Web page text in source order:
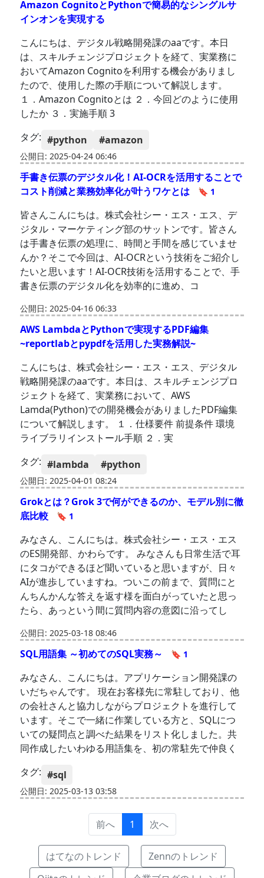
Amazon CognitoとPythonで簡易的なシングルサ
インオンを実現する
こんにちは、デジタル戦略開発課のaaです。本日
は、スキルチェンジプロジェクトを経て、実業務に
おいてAmazon Cognitoを利用する機会がありまし
たので、使用した際の手順について解説します。
１．Amazon Cognitoとは ２．今回どのように使用
したか ３．実施手順 3
タグ: #python #amazon
公開日: 2025-04-24 06:46
手書き伝票のデジタル化！AI-OCRを活用することで
コスト削減と業務効率化が叶うワケとは
🔖 1
皆さんこんにちは。株式会社シー・エス・エス、デ
ジタル・マーケティング部のサットンです。皆さん
は手書き伝票の処理に、時間と手間を感じていませ
んか？そこで今回は、AI-OCRという技術をご紹介し
たいと思います！AI-OCR技術を活用することで、手
書き伝票のデジタル化を効率的に進め、コ
公開日: 2025-04-16 06:33
AWS LambdaとPythonで実現するPDF編集
~reportlabとpypdfを活用した実務解説~
こんにちは、株式会社シー・エス・エス、デジタル
戦略開発課のaaです。本日は、スキルチェンジプロ
ジェクトを経て、実業務において、AWS
Lamda(Python)での開発機会がありましたPDF編集
について解説します。 １．仕様要件 前提条件 環境
ライブラリインストール手順 ２．実
タグ: #lambda #python
公開日: 2025-04-01 08:24
Grokとは？Grok 3で何ができるのか、モデル別に徹
底比較
🔖 1
みなさん、こんにちは。株式会社シー・エス・エス
のES開発部、かわらです。 みなさんも日常生活で耳
にタコができるほど聞いていると思いますが、日々
AIが進歩していますね。ついこの前まで、質問にと
んちんかんな答えを返す様を面白がっていたと思っ
たら、あっという間に質問内容の意図に沿ってし
公開日: 2025-03-18 08:46
SQL用語集 ～初めてのSQL実務～ 🔖 1
みなさん、こんにちは。アプリケーション開発課の
いだちゃんです。 現在お客様先に常駐しており、他
の会社さんと協力しながらプロジェクトを進行して
います。そこで一緒に作業している方と、SQLにつ
いての疑問点と調べた結果をリスト化しました。共
同作成したいわゆる用語集を、初の常駐先で仲良く
タグ: #sql
公開日: 2025-03-13 03:58
前へ 1 次へ
はてなのトレンド
Zennのトレンド